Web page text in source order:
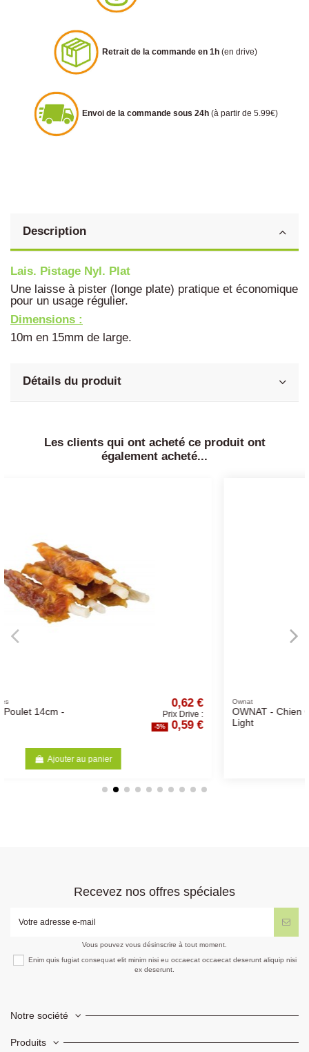
Retrait de la commande en 1h (en drive)
Envoi de la commande sous 24h (à partir de 5.99€)
Description
Lais. Pistage Nyl. Plat
Une laisse à pister (longe plate) pratique et économique
pour un usage régulier.
Dimensions :
10m en 15mm de large.
Détails du produit
Les clients qui ont acheté ce produit ont
également acheté...
0,62 €
Drive :
OWNAT - Chien Classic
Prix
Recevez nos offres spéciales
Vous pouvez vous désinscrire à tout moment.
Enim quis fugiat consequat elit minim nisi eu occaecat occaecat deserunt aliquip nisi
ex deserunt.
Notre société
Produits